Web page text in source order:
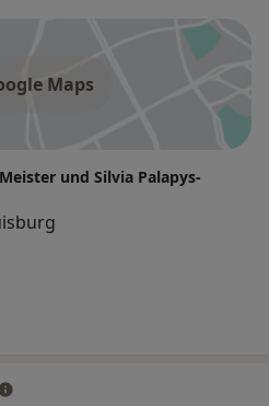
Maps
und Silvia Palapys-